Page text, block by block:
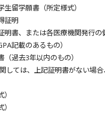
留学願書（所定様式）
証明
明書、または各医療機関発行の
記載のあるもの）
過去3年以内のもの）
しては、上記証明書がない場